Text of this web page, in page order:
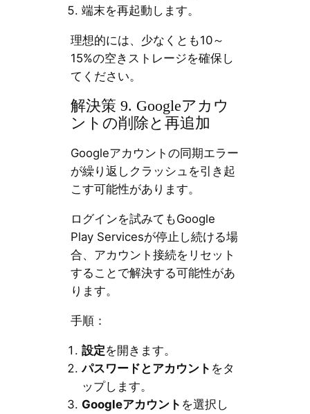
端末を再起動します。
理想的には、少なくとも10～
15%の空きストレージを確保し
てください。
解決策 9. Googleアカウ
ントの削除と再追加
Googleアカウントの同期エラー
が繰り返しクラッシュを引き起
こす可能性があります。
ログインを試みてもGoogle
Play Servicesが停止し続ける場
合、アカウント接続をリセット
することで解決する可能性があ
ります。
手順：
設定を開きます。
パスワードとアカウント をタ
ップします。
Googleアカウント を選択し